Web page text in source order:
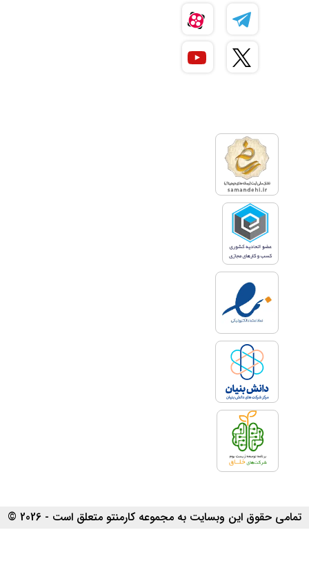
تمامی حقوق این وبسایت به مجموعه کارمنتو متعلق است - 2026 ©